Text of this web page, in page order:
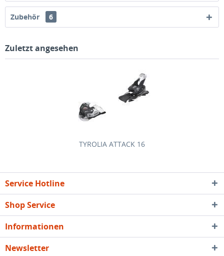
Zubehör 6
Zuletzt angesehen
TYROLIA ATTACK 16
Service Hotline
Shop Service
Informationen
Newsletter